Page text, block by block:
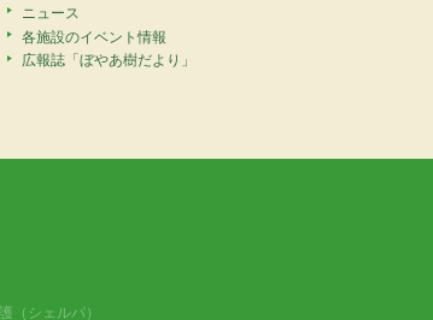
ニュース
各施設のイベント情報
広報誌「ぼやあ樹だより」
（シェルパ）